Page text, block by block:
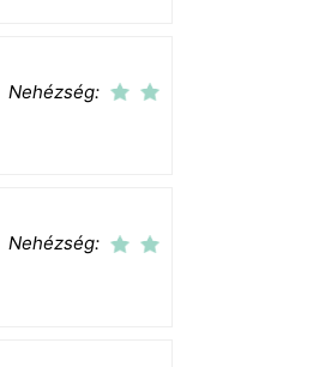
Nehézség:
Nehézség: